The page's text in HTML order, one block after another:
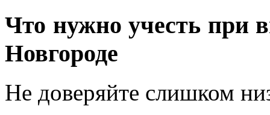
Что нужно учесть при
Новгороде
Не доверяйте слишком